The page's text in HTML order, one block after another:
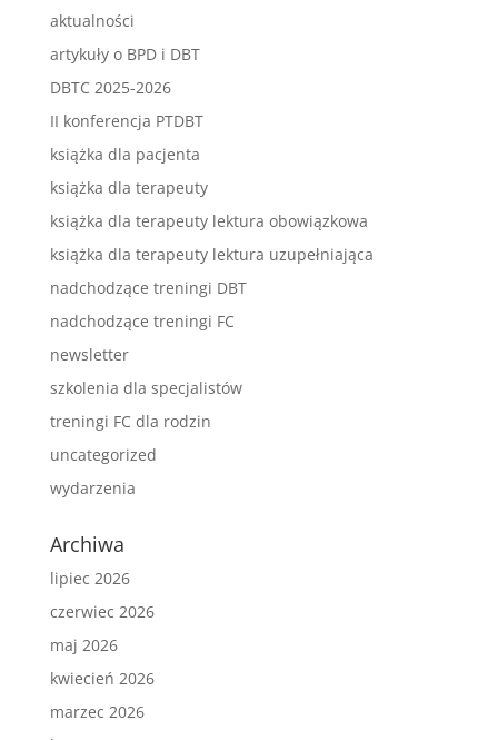
aktualności
artykuły o BPD i DBT
DBTC 2025-2026
II konferencja PTDBT
książka dla pacjenta
książka dla terapeuty
książka dla terapeuty lektura obowiązkowa
książka dla terapeuty lektura uzupełniająca
nadchodzące treningi DBT
nadchodzące treningi FC
newsletter
szkolenia dla specjalistów
treningi FC dla rodzin
uncategorized
wydarzenia
Archiwa
lipiec 2026
czerwiec 2026
maj 2026
kwiecień 2026
marzec 2026